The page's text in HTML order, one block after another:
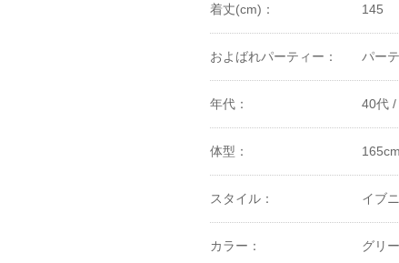
着丈(cm)： 145
およばれパーティー： パー
年代： 40代 /
体型：
スタイル： イブ
カラー： グリ